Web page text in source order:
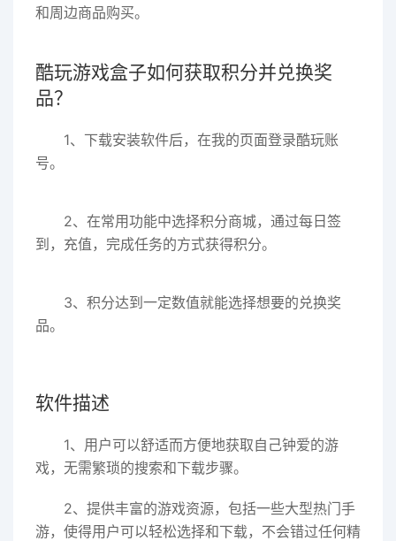
和周边商品购买。
酷玩游戏盒子如何获取积分并兑换奖
品？
1、下载安装软件后，在我的页面登录酷玩账
号。
2、在常用功能中选择积分商城，通过每日签
到，充值，完成任务的方式获得积分。
3、积分达到一定数值就能选择想要的兑换奖
品。
软件描述
1、用户可以舒适而方便地获取自己钟爱的游
戏，无需繁琐的搜索和下载步骤。
2、提供丰富的游戏资源，包括一些大型热门手
游，使得用户可以轻松选择和下载，不会错过任何精